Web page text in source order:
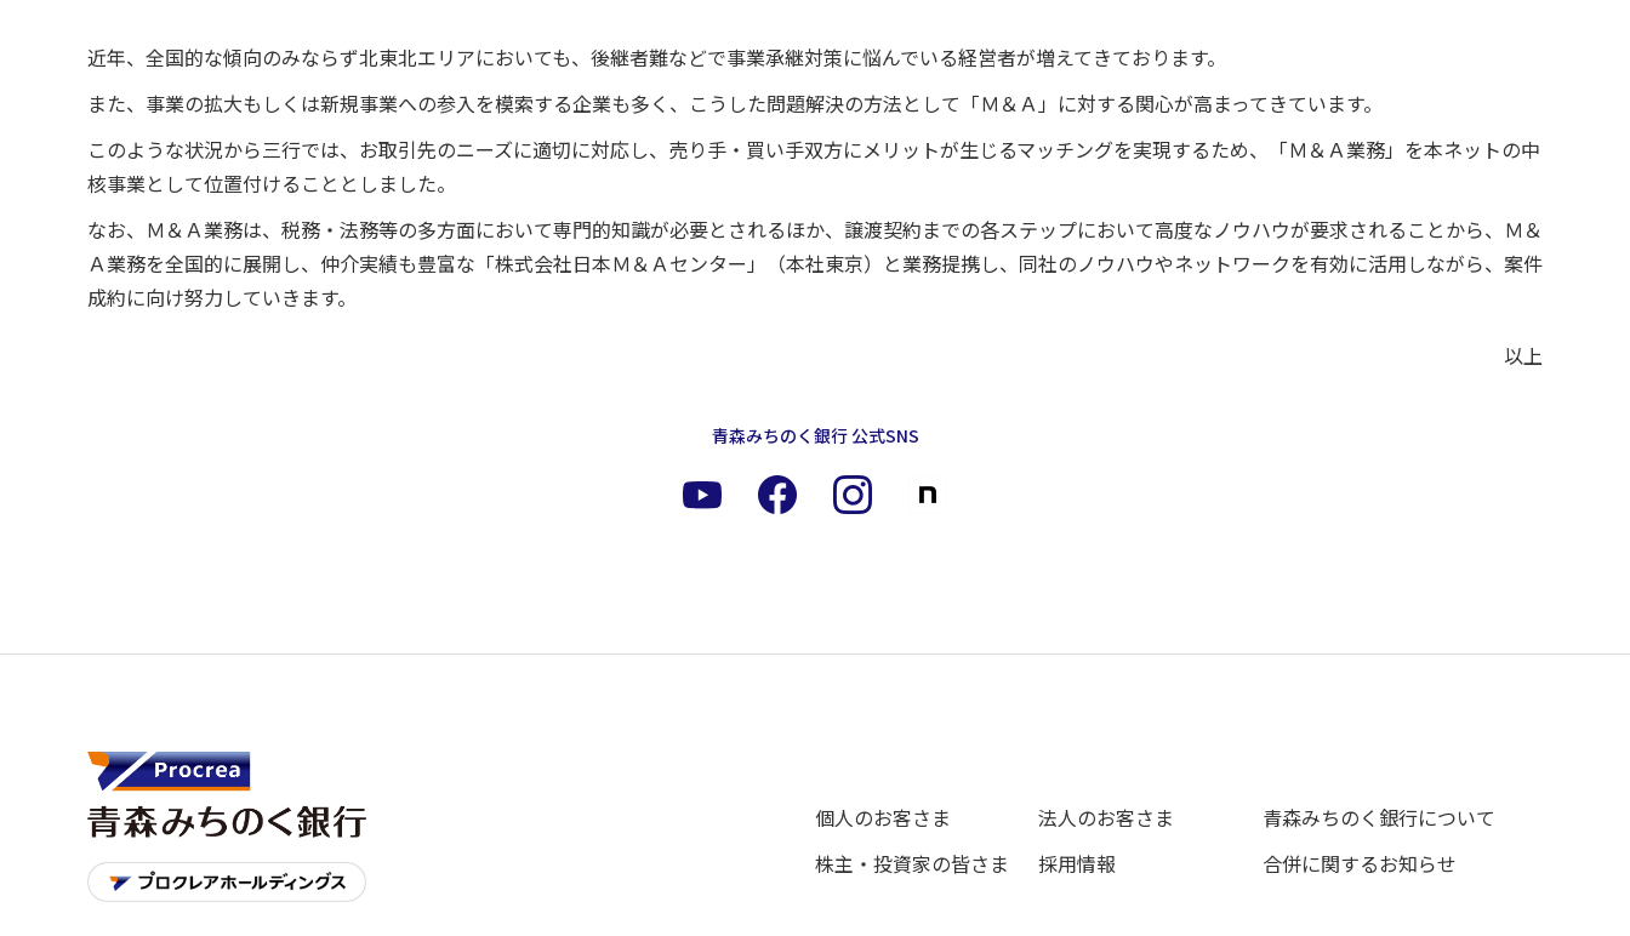
近年、全国的な傾向のみならず北東北エリアにおいても、後継者難などで事業承継対策に悩んでいる経営者が増えてきております。
また、事業の拡大もしくは新規事業への参入を模索する企業も多く、こうした問題解決の方法として「Ｍ＆Ａ」に対する関心が高まってきています。
このような状況から三行では、お取引先のニーズに適切に対応し、売り手・買い手双方にメリットが生じるマッチングを実現するため、「Ｍ＆Ａ業務」を本ネットの中
核事業として位置付けることとしました。
なお、Ｍ＆Ａ業務は、税務・法務等の多方面において専門的知識が必要とされるほか、譲渡契約までの各ステップにおいて高度なノウハウが要求されることから、Ｍ＆
Ａ業務を全国的に展開し、仲介実績も豊富な「株式会社日本Ｍ＆Ａセンター」（本社東京）と業務提携し、同社のノウハウやネットワークを有効に活用しながら、案件
成約に向け努力していきます。
以上
青森みちのく銀行 公式SNS
個人のお客さま 法人のお客さま
青森みちのく銀行について
株主・投資家の皆さま
採用情報 合併に関するお知らせ